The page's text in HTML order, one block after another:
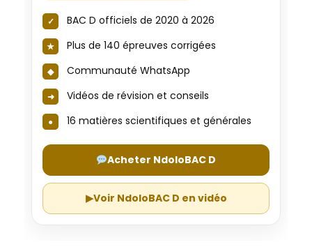
BAC D officiels de 2020 à 2026
Plus de 140 épreuves corrigées
Communauté WhatsApp
Vidéos de révision et conseils
16 matières scientifiques et générales
Acheter NdoloBAC D
▶Voir NdoloBAC D en vidéo